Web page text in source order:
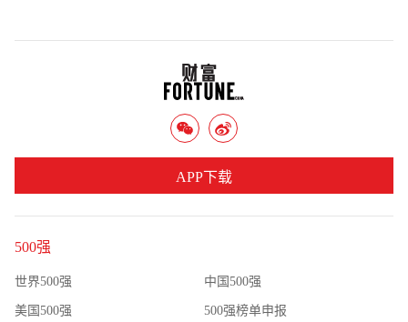
500强
世界500强 中国500强
美国500强 500强榜单申报
APP下载